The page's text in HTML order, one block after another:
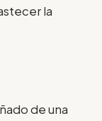
la
de una